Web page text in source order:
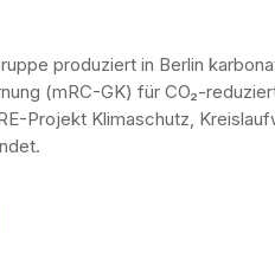
produziert in Berlin
(mRC-GK) für CO₂-
Projekt Klimaschutz,